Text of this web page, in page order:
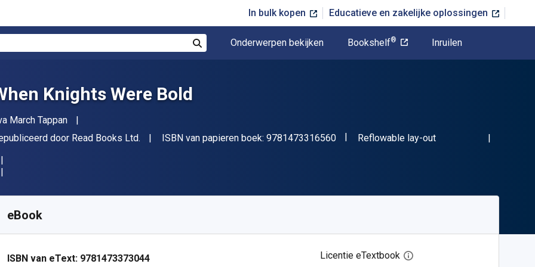
In bulk kopen Educatieve en zakelijke oplossingen
Onderwerpen bekijken Bookshelf® Inruilen
Knights Were Bold
March Tappan
door Read Books Ltd. ISBN van papieren boek: 9781473316560"ISBN-13 9781473316560"
Indeling
Reflowable lay-out
eBook
ISBN van eText: 9781473373044 Licentie eTextbook Open het dialoogvenster